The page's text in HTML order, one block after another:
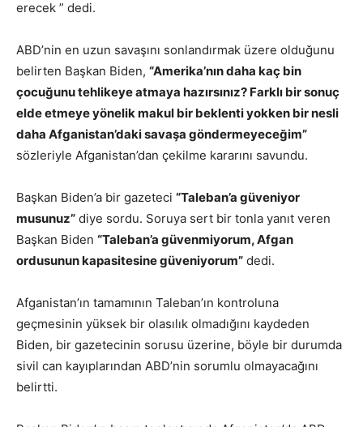
erecek ” dedi.
ABD’nin en uzun savaşını sonlandırmak üzere olduğunu
belirten Başkan Biden, “Amerika’nın daha kaç bin
çocuğunu tehlikeye atmaya hazırsınız? Farklı bir sonuç
elde etmeye yönelik makul bir beklenti yokken bir nesli
daha Afganistan’daki savaşa göndermeyeceğim”
sözleriyle Afganistan’dan çekilme kararını savundu.
Başkan Biden’a bir gazeteci “Taleban’a güveniyor
musunuz” diye sordu. Soruya sert bir tonla yanıt veren
Başkan Biden “Taleban’a güvenmiyorum, Afgan
ordusunun kapasitesine güveniyorum” dedi.
Afganistan’ın tamamının Taleban’ın kontroluna
geçmesinin yüksek bir olasılık olmadığını kaydeden
Biden, bir gazetecinin sorusu üzerine, böyle bir durumda
sivil can kayıplarından ABD’nin sorumlu olmayacağını
belirtti.